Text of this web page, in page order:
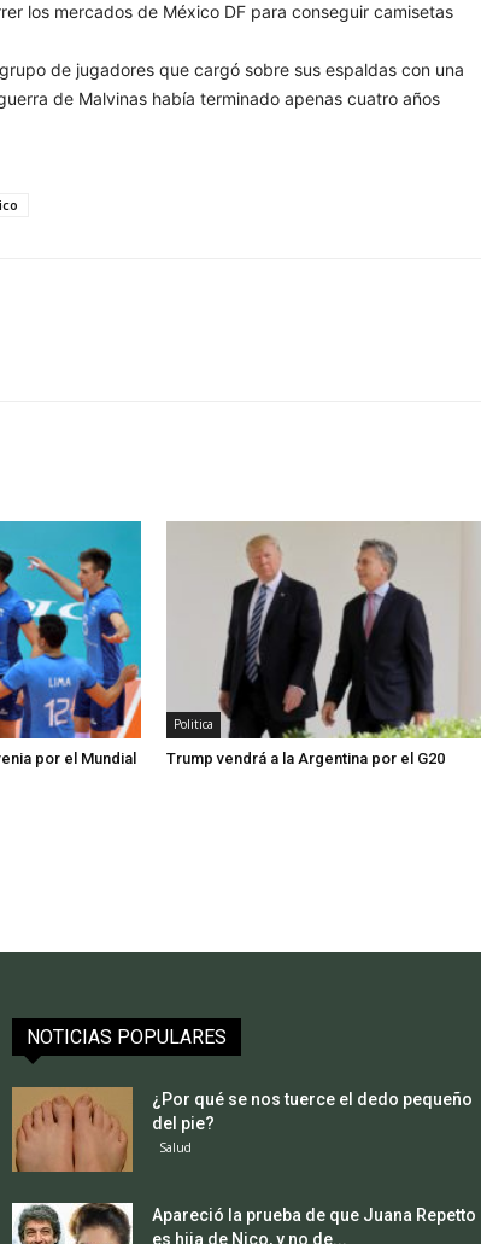
los mercados de México DF para conseguir camisetas
de jugadores que cargó sobre sus espaldas con una
de Malvinas había terminado apenas cuatro años
por el Mundial
Politica
Trump vendrá a la Argentina por el G20
NOTICIAS POPULARES
¿Por qué se nos tuerce el dedo pequeño
del pie?
Salud
Apareció la prueba de que Juana Repetto
es hija de Nico, y no de...